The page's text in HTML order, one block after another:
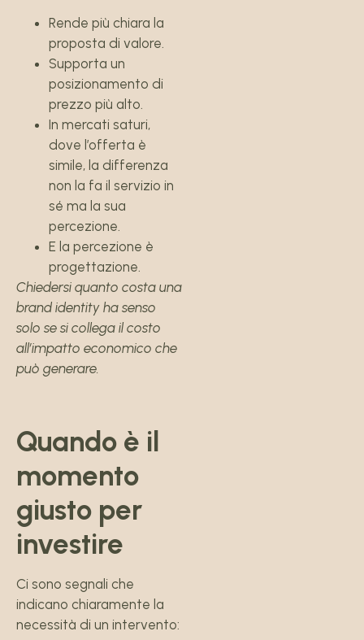
Rende più chiara la
proposta di valore.
Supporta un
posizionamento di
prezzo più alto.
In mercati saturi,
dove l’offerta è
simile, la differenza
non la fa il servizio in
sé ma la sua
percezione.
E la percezione è
progettazione.
Chiedersi quanto costa una
brand identity ha senso
solo se si collega il costo
all’impatto economico che
può generare.
Quando è il
momento
giusto per
investire
Ci sono segnali che
indicano chiaramente la
necessità di un intervento: